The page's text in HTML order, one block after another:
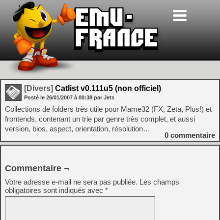
[Divers] Catlist v0.111u5 (non officiel)
Posté le 26/01/2007 à 00:38 par Jets
Collections de folders très utile pour Mame32 (FX, Zeta, Plus!) et
frontends, contenant un trie par genre très complet, et aussi
version, bios, aspect, orientation, résolution…
0 commentaire
Commentaire ¬
Votre adresse e-mail ne sera pas publiée. Les champs
obligatoires sont indiqués avec *